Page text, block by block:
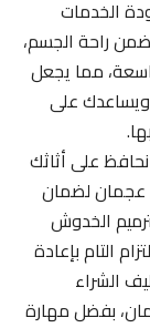
راحة الجسم،
مما يجعل
على
على أثاثك
لضمان
الخدوش
التام بإعادة
بفضل مهارة